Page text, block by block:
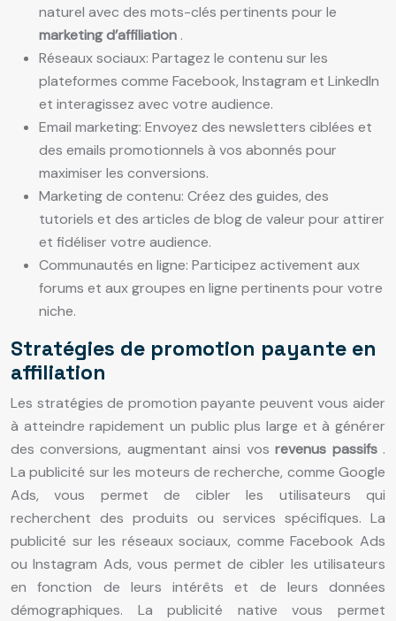
naturel avec des mots-clés pertinents pour le
marketing d’affiliation .
Réseaux sociaux: Partagez le contenu sur les
plateformes comme Facebook, Instagram et LinkedIn
et interagissez avec votre audience.
Email marketing: Envoyez des newsletters ciblées et
des emails promotionnels à vos abonnés pour
maximiser les conversions.
Marketing de contenu: Créez des guides, des
tutoriels et des articles de blog de valeur pour attirer
et fidéliser votre audience.
Communautés en ligne: Participez activement aux
forums et aux groupes en ligne pertinents pour votre
niche.
Stratégies de promotion payante en
affiliation
Les stratégies de promotion payante peuvent vous aider
à atteindre rapidement un public plus large et à générer
des conversions, augmentant ainsi vosrevenus passifs .
La publicité sur les moteurs de recherche, comme Google
Ads, vous permet de cibler les utilisateurs qui
recherchent des produits ou services spécifiques. La
publicité sur les réseaux sociaux, comme Facebook Ads
ou Instagram Ads, vous permet de cibler les utilisateurs
en fonction de leurs intérêts et de leurs données
démographiques. La publicité native vous permet